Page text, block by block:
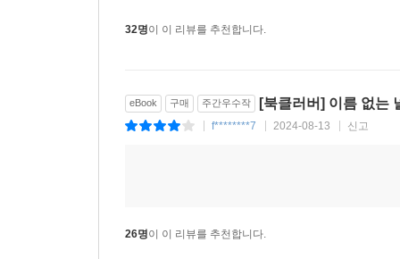
■ 각 서점 MD 추천사
코로나로 앞날이 아득해 보이고 희망을 갖기
본다._YES24 김수연 MD
계획된 만남은 아니었지만 ‘생명’을 소중히 여기
32명이 이 리뷰를 추천합니다.
eBook 구매 주간우수작 [북클러버] 이름 없는
f********7 2024-08-13 신고
26명이 이 리뷰를 추천합니다.